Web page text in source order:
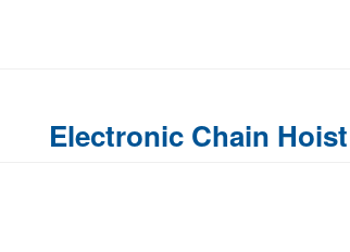
Electronic Chain Hoist